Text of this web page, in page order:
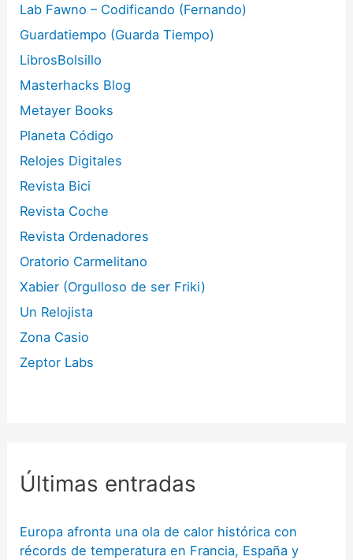
Lab Fawno – Codificando (Fernando)
Guardatiempo (Guarda Tiempo)
LibrosBolsillo
Masterhacks Blog
Metayer Books
Planeta Código
Relojes Digitales
Revista Bici
Revista Coche
Revista Ordenadores
Oratorio Carmelitano
Xabier (Orgulloso de ser Friki)
Un Relojista
Zona Casio
Zeptor Labs
Últimas entradas
Europa afronta una ola de calor histórica con
récords de temperatura en Francia, España y